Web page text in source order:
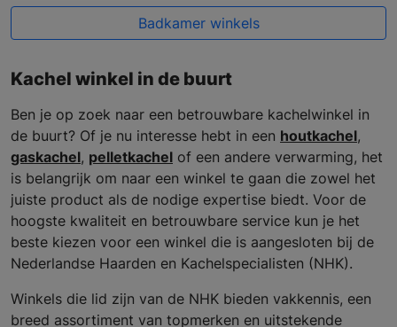
Badkamer winkels
Kachel winkel in de buurt
Ben je op zoek naar een betrouwbare kachelwinkel in
de buurt? Of je nu interesse hebt in een houtkachel,
gaskachel, pelletkachel of een andere verwarming, het
is belangrijk om naar een winkel te gaan die zowel het
juiste product als de nodige expertise biedt. Voor de
hoogste kwaliteit en betrouwbare service kun je het
beste kiezen voor een winkel die is aangesloten bij de
Nederlandse Haarden en Kachelspecialisten (NHK).
Winkels die lid zijn van de NHK bieden vakkennis, een
breed assortiment van topmerken en uitstekende